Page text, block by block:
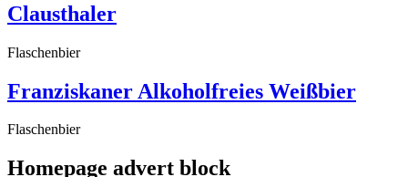
Clausthaler
Flaschenbier
Franziskaner Alkoholfreies Weißbier
Flaschenbier
Homepage advert block